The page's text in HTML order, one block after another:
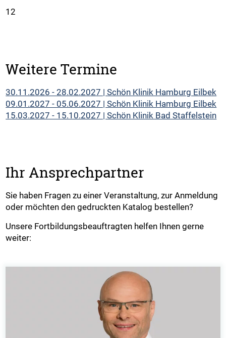
12
Weitere Termine
30.11.2026 - 28.02.2027 | Schön Klinik Hamburg Eilbek
09.01.2027 - 05.06.2027 | Schön Klinik Hamburg Eilbek
15.03.2027 - 15.10.2027 | Schön Klinik Bad Staffelstein
Ihr Ansprechpartner
Sie haben Fragen zu einer Veranstaltung, zur Anmeldung
oder möchten den gedruckten Katalog bestellen?
Unsere Fortbildungsbeauftragten helfen Ihnen gerne
weiter: